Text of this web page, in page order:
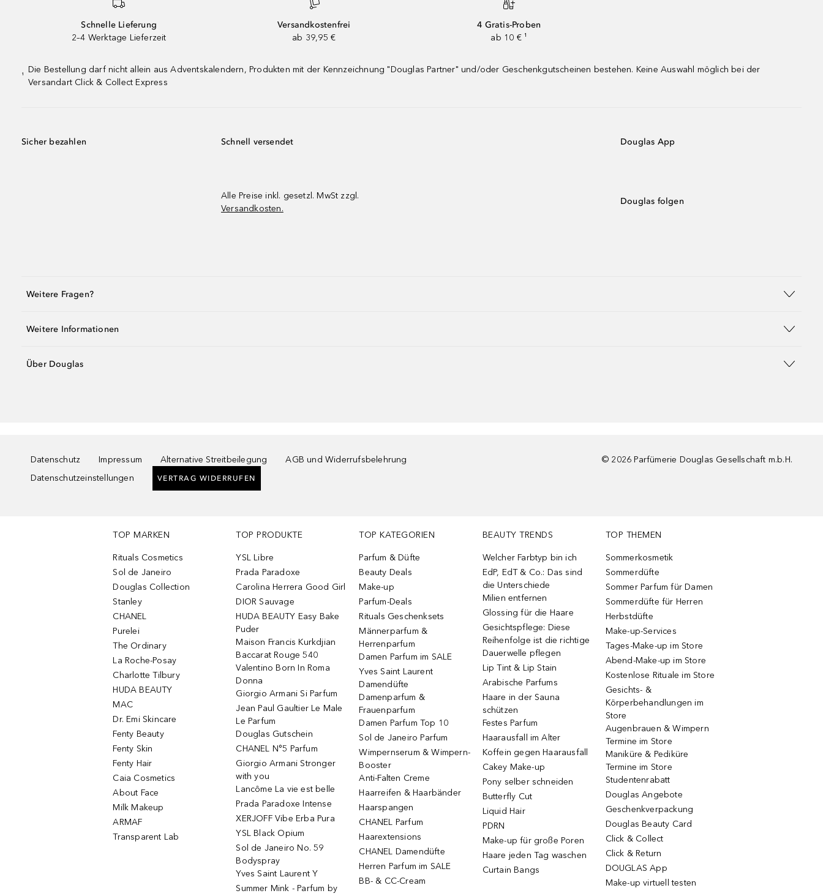
Schnelle Lieferung
2–4 Werktage Lieferzeit
Versandkostenfrei
ab 39,95 €
4 Gratis-Proben
ab 10 € ¹
¹
Die Bestellung darf nicht allein aus Adventskalendern, Produkten mit der Kennzeichnung "Douglas Partner" und/oder Geschenkgutscheinen bestehen. Keine Auswahl möglich bei der
Versandart Click & Collect Express
Sicher bezahlen Schnell versendet
Alle Preise inkl. gesetzl. MwSt zzgl.
Versandkosten.
Douglas App
Douglas folgen
Weitere Fragen?
Weitere Informationen
Über Douglas
Datenschutz Impressum Alternative Streitbeilegung
AGB und Widerrufsbelehrung
Datenschutzeinstellungen
VERTRAG WIDERRUFEN
© 2026 Parfümerie Douglas Gesellschaft m.b.H.
TOP MARKEN
Rituals Cosmetics
Sol de Janeiro
Douglas Collection
Stanley
CHANEL
Purelei
The Ordinary
La Roche-Posay
Charlotte Tilbury
HUDA BEAUTY
MAC
Dr. Emi Skincare
Fenty Beauty
Fenty Skin
Fenty Hair
Caia Cosmetics
About Face
Milk Makeup
ARMAF
Transparent Lab
TOP PRODUKTE
YSL Libre
Prada Paradoxe
Carolina Herrera Good Girl
DIOR Sauvage
HUDA BEAUTY Easy Bake
Puder
Maison Francis Kurkdjian
Baccarat Rouge 540
Valentino Born In Roma
Donna
Giorgio Armani Si Parfum
Jean Paul Gaultier Le Male
Le Parfum
Douglas Gutschein
CHANEL N°5 Parfum
Giorgio Armani Stronger
with you
Lancôme La vie est belle
Prada Paradoxe Intense
XERJOFF Vibe Erba Pura
YSL Black Opium
Sol de Janeiro No. 59
Bodyspray
Yves Saint Laurent Y
Summer Mink - Parfum by
TOP KATEGORIEN
Parfum & Düfte
Beauty Deals
Make-up
Parfum-Deals
Rituals Geschenksets
Männerparfum &
Herrenparfum
Damen Parfum im SALE
Yves Saint Laurent
Damendüfte
Damenparfum &
Frauenparfum
Damen Parfum Top 10
Sol de Janeiro Parfum
Wimpernserum & Wimpern-
Booster
Anti-Falten Creme
Haarreifen & Haarbänder
Haarspangen
CHANEL Parfum
Haarextensions
CHANEL Damendüfte
Herren Parfum im SALE
BB- & CC-Cream
BEAUTY TRENDS
Welcher Farbtyp bin ich
EdP, EdT & Co.: Das sind
die Unterschiede
Milien entfernen
Glossing für die Haare
Gesichtspflege: Diese
Reihenfolge ist die richtige
Dauerwelle pflegen
Lip Tint & Lip Stain
Arabische Parfums
Haare in der Sauna
schützen
Festes Parfum
Haarausfall im Alter
Koffein gegen Haarausfall
Cakey Make-up
Pony selber schneiden
Butterfly Cut
Liquid Hair
PDRN
Make-up für große Poren
Haare jeden Tag waschen
Curtain Bangs
TOP THEMEN
Sommerkosmetik
Sommerdüfte
Sommer Parfum für Damen
Sommerdüfte für Herren
Herbstdüfte
Make-up-Services
Tages-Make-up im Store
Abend-Make-up im Store
Kostenlose Rituale im Store
Gesichts- &
Körperbehandlungen im
Store
Augenbrauen & Wimpern
Termine im Store
Maniküre & Pediküre
Termine im Store
Studentenrabatt
Douglas Angebote
Geschenkverpackung
Douglas Beauty Card
Click & Collect
Click & Return
DOUGLAS App
Make-up virtuell testen